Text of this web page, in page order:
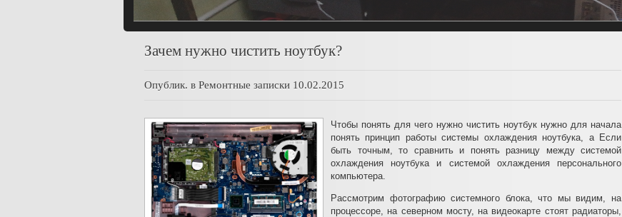
Зачем нужно чистить ноутбук?
Опублик. в Ремонтные записки 10.02.2015
Чтобы понять для чего нужно чистить ноутбук нужно для начала
понять принцип работы системы охлаждения ноутбука, а Если
быть точным, то сравнить и понять разницу между системой
охлаждения ноутбука и системой охлаждения персонального
компьютера.
Рассмотрим фотографию системного блока, что мы видим, на
процессоре, на северном мосту, на видеокарте стоят радиаторы,